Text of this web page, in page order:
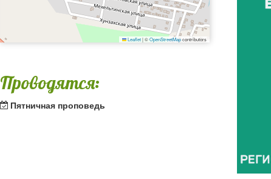
Leaflet|©OpenStreetMapcontributors
Проводятся:
Пятничная проповедь